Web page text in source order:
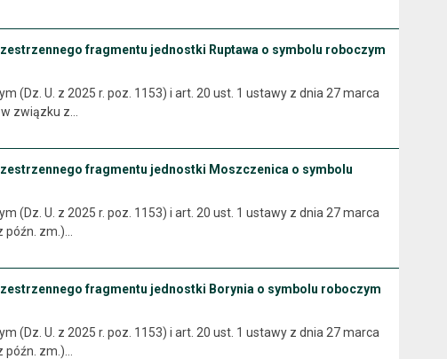
fragmentu jednostki Ruptawa o symbolu roboczym
(Dz. U. z 2025 r. poz. 1153) i art. 20 ust. 1 ustawy z dnia 27 marca
związku z…
fragmentu jednostki Moszczenica o symbolu
(Dz. U. z 2025 r. poz. 1153) i art. 20 ust. 1 ustawy z dnia 27 marca
zm.)…
fragmentu jednostki Borynia o symbolu roboczym
(Dz. U. z 2025 r. poz. 1153) i art. 20 ust. 1 ustawy z dnia 27 marca
zm.)…